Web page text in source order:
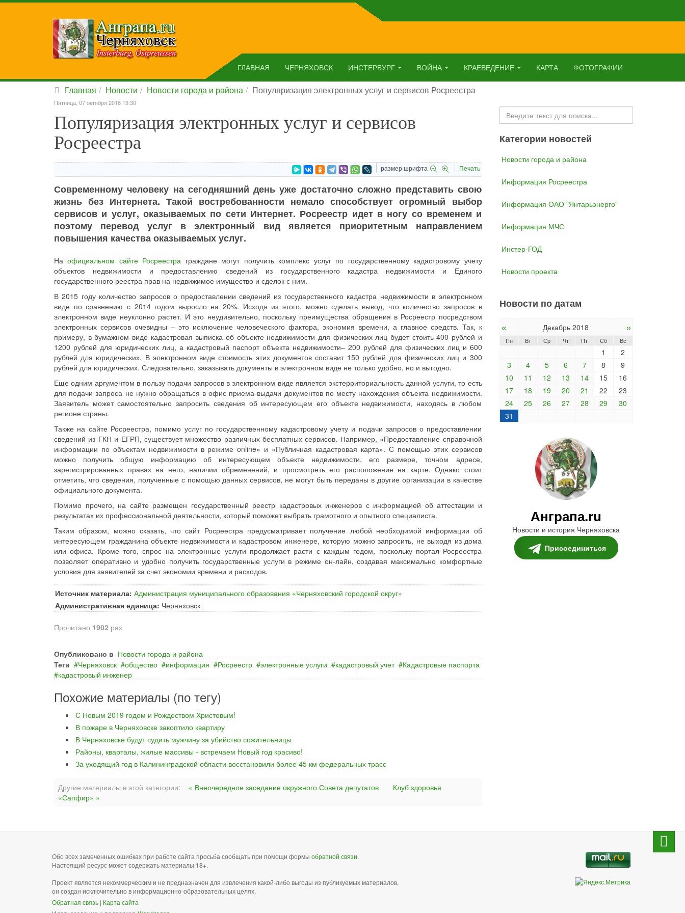
ГЛАВНАЯ ЧЕРНЯХОВСК ИНСТЕРБУРГ ВОЙНА КРАЕВЕДЕНИЕ КАРТА ФОТОГРАФИИ
Главная Новости Новости города и района Популяризация электронных услуг и сервисов Росреестра
Пятница, 07 октября 2016 19:30
Популяризация электронных услуг и сервисов
Росреестра
размер шрифта Печать
Современному человеку на сегодняшний день уже достаточно сложно представить свою
жизнь без Интернета. Такой востребованности немало способствует огромный выбор
сервисов и услуг, оказываемых по сети Интернет. Росреестр идет в ногу со временем и
поэтому перевод услуг в электронный вид является приоритетным направлением
повышения качества оказываемых услуг.
Наофициальном сайте Росреестра граждане могут получить комплекс услуг по государственному кадастровому учету
объектов недвижимости и предоставлению сведений из государственного кадастра недвижимости и Единого
государственного реестра прав на недвижимое имущество и сделок с ним.
В 2015 году количество запросов о предоставлении сведений из государственного кадастра недвижимости в электронном
виде по сравнению с 2014 годом выросло на 20%. Исходя из этого, можно сделать вывод, что количество запросов в
электронном виде неуклонно растет. И это неудивительно, поскольку преимущества обращения в Росреестр посредством
электронных сервисов очевидны – это исключение человеческого фактора, экономия времени, а главное средств. Так, к
примеру, в бумажном виде кадастровая выписка об объекте недвижимости для физических лиц будет стоить 400 рублей и
1200 рублей для юридических лиц, а кадастровый паспорт объекта недвижимости– 200 рублей для физических лиц и 600
рублей для юридических. В электронном виде стоимость этих документов составит 150 рублей для физических лиц и 300
рублей для юридических. Следовательно, заказывать документы в электронном виде не только удобно, но и выгодно.
Еще одним аргументом в пользу подачи запросов в электронном виде является экстерриториальность данной услуги, то есть
для подачи запроса не нужно обращаться в офис приема-выдачи документов по месту нахождения объекта недвижимости.
Заявитель может самостоятельно запросить сведения об интересующем его объекте недвижимости, находясь в любом
регионе страны.
Также на сайте Росреестра, помимо услуг по государственному кадастровому учету и подачи запросов о предоставлении
сведений из ГКН и ЕГРП, существует множество различных бесплатных сервисов. Например, «Предоставление справочной
информации по объектам недвижимости в режиме online» и «Публичная кадастровая карта». С помощью этих сервисов
можно получить общую информацию об интересующем объекте недвижимости, его размере, точном адресе,
зарегистрированных правах на него, наличии обременений, и просмотреть его расположение на карте. Однако стоит
отметить, что сведения, полученные с помощью данных сервисов, не могут быть переданы в другие организации в качестве
официального документа.
Помимо прочего, на сайте размещен государственный реестр кадастровых инженеров с информацией об аттестации и
результатах их профессиональной деятельности, который поможет выбрать грамотного и опытного специалиста.
Таким образом, можно сказать, что сайт Росреестра предусматривает получение любой необходимой информации об
интересующем гражданина объекте недвижимости и кадастровом инженере, которую можно запросить, не выходя из дома
или офиса. Кроме того, спрос на электронные услуги продолжает расти с каждым годом, поскольку портал Росреестра
позволяет оперативно и удобно получить государственные услуги в режиме он-лайн, создавая максимально комфортные
условия для заявителей за счет экономии времени и расходов.
Источник материала: Администрация муниципального образования «Черняховский городской округ»
Административная единица: Черняховск
Прочитано 1902 раз
Опубликовано в Новости города и района
Теги
Черняховск общество информация Росреестр электронные услуги кадастровый учет
Кадастровые паспорта
кадастровый инженер
Похожие материалы (по тегу)
С Новым 2019 годом и Рождеством Христовым!
В пожаре в Черняховске закоптило квартиру
В Черняховске будут судить мужчину за убийство сожительницы
Районы, кварталы, жилые массивы - встречаем Новый год красиво!
За уходящий год в Калининградской области восстановили более 45 км федеральных трасс
Другие материалы в этой категории: « Внеочередное заседание окружного Совета депутатов
Клуб здоровья
«Сапфир» »
Искать...
Категории новостей
Новости города и района
Информация Росреестра
Информация ОАО "Янтарьэнерго"
Информация МЧС
Инстер-ГОД
Новости проекта
Новости по датам
« Декабрь 2018 »
Пн Вт Ср Чт Пт Сб Вс
1
2
3
4 5 6 7 8
9
10
11 12 13 14 15
16
17
18 19 20 21 22
23
24
25 26 27 28 29
30
31
Анграпа.ru
Новости и история Черняховска
Присоединиться
Обо всех замеченных ошибках при работе сайта просьба сообщать при помощи формы обратной связи.
Настоящий ресурс может содержать материалы 18+.
Проект является некоммерческим и не предназначен для извлечения какой-либо выгоды из публикуемых материалов,
он создан исключительно в информационно-образовательных целях.
Обратная связь | Карта сайта